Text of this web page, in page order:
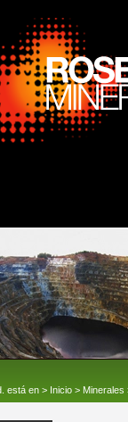
está en > Inicio > Minerales